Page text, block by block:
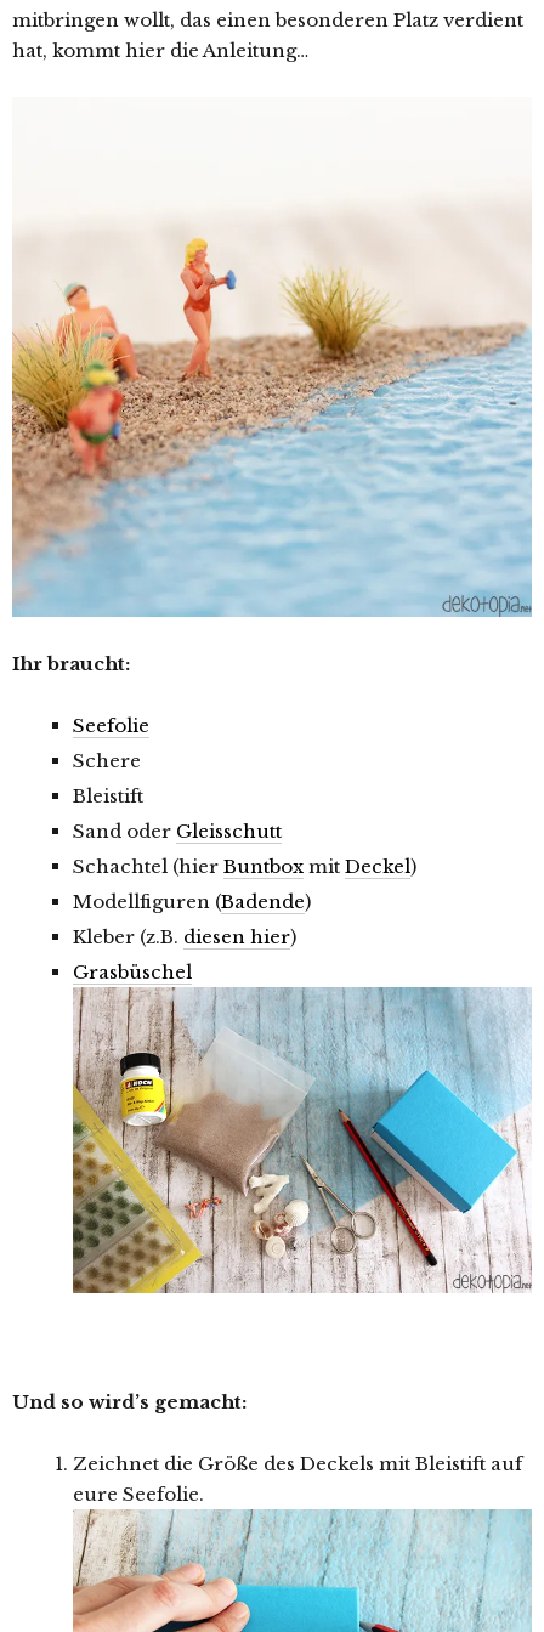
mitbringen wollt, das einen besonderen Platz verdient
hat, kommt hier die Anleitung…
Ihr braucht:
Seefolie
Schere
Bleistift
Sand oder Gleisschutt
Schachtel (hier Buntbox mit Deckel)
Modellfiguren (Badende)
Kleber (z.B. diesen hier)
Grasbüschel
Und so wird’s gemacht:
Zeichnet die Größe des Deckels mit Bleistift auf
eure Seefolie.